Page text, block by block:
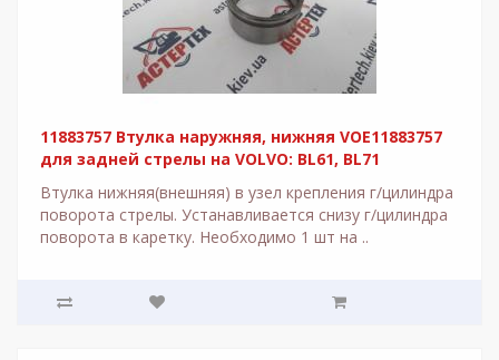
11883757 Втулка наружняя, нижняя VOE11883757
для задней стрелы на VOLVO: BL61, BL71
Втулка нижняя(внешняя) в узел крепления г/цилиндра
поворота стрелы. Устанавливается снизу г/цилиндра
поворота в каретку. Необходимо 1 шт на ..